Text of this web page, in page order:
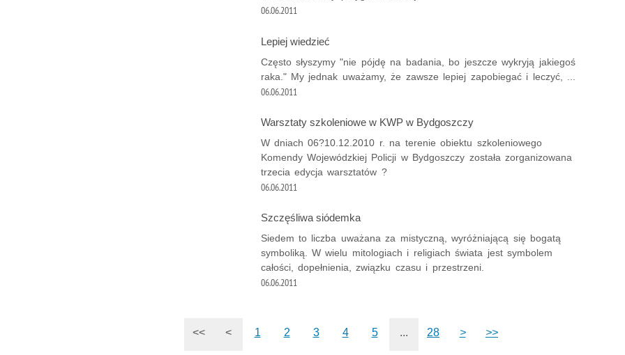
06.06.2011
Lepiej wiedzieć
Często słyszymy "nie pójdę na badania, bo jeszcze wykryją jakiegoś
raka." My jednak uważamy, że zawsze lepiej zapobiegać i leczyć, ...
06.06.2011
Warsztaty szkoleniowe w KWP w Bydgoszczy
W dniach 06?10.12.2010 r. na terenie obiektu szkoleniowego
Komendy Wojewódzkiej Policji w Bydgoszczy została zorganizowana
trzecia edycja warsztatów ?
06.06.2011
Szczęśliwa siódemka
Siedem to liczba uważana za mistyczną, wyróżniającą się bogatą
symboliką. W wielu mitologiach i religiach świata jest symbolem
całości, dopełnienia, związku czasu i przestrzeni.
06.06.2011
<< < 1 2 3 4 5 ... 28 > >>